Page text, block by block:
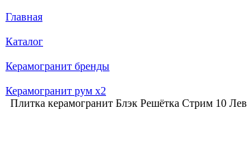
Главная
Каталог
Керамогранит бренды
Керамогранит рум x2
Плитка керамогранит Блэк Решётка Стрим 10 Лев